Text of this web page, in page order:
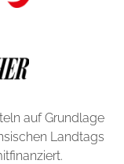
auf Grundlage
Landtags